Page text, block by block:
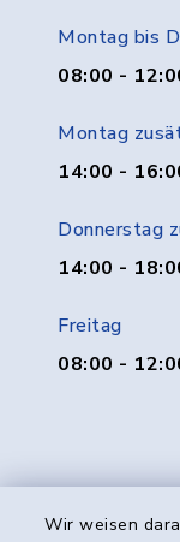
Wir weisen
Montag bis
08:00 -
Montag
14:00 -
Donnerstag
14:00 -
Freitag
08:00 -